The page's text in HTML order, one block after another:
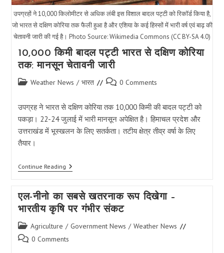
उपग्रहों ने 10,000 किलोमीटर से अधिक लंबी इस विशाल बादल पट्टी को रिकॉर्ड किया है,
जो भारत से दक्षिण कोरिया तक फैली हुआ है और एशिया के कई हिस्सों में भारी वर्ष एवं बाढ़ की
चेतावनी जारी की गई है। Photo Source: Wikimedia Commons (CC BY-SA 4.0)
10,000 किमी बादल पट्टी भारत से दक्षिण कोरिया
तक: मानसून चेतावनी जारी
Post Weather News / भारत
Post 0 Comments
उपग्रह ने भारत से दक्षिण कोरिया तक 10,000 किमी की बादल पट्टी को
पकड़ा। 22-24 जुलाई में भारी मानसून अपेक्षित है। हिमाचल प्रदेश और
उत्तराखंड में भूस्खलन के लिए सतर्कता। तटीय क्षेत्र तीव्र वर्षा के लिए
तैयार।
Continue Reading10,000
किमी
पट्टी
भारत
से
दक्षिण
कोरिया
तक:
मानसून
एल-नीनो का सबसे खतरनाक रूप दिखेगा –
भारतीय कृषि पर गंभीर संकट
Post
category:
Agriculture / Government News / Weather News
Post 0 Comments